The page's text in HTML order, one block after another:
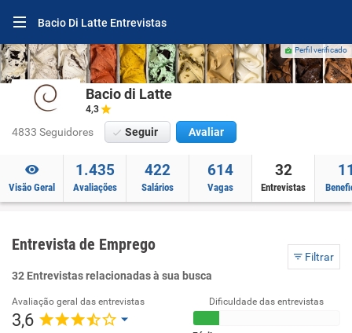
Bacio Di Latte Entrevistas
Perfil verificado
Bacio di Latte
4,3
4833 Seguidores Seguir Avaliar
Visão Geral
1.435
Avaliações
422
Salários
614
Vagas
32
Entrevistas
Entrevista de Emprego
Filtrar
32 Entrevistas relacionadas à sua busca
Avaliação geral das entrevistas
3,6
Dificuldade das entrevistas